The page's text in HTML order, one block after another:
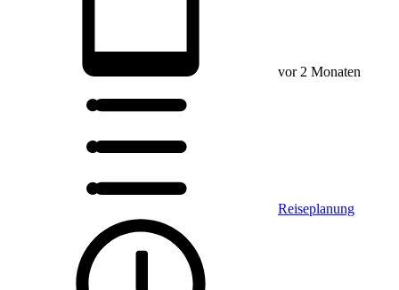
vor 2 Monaten
Reiseplanung